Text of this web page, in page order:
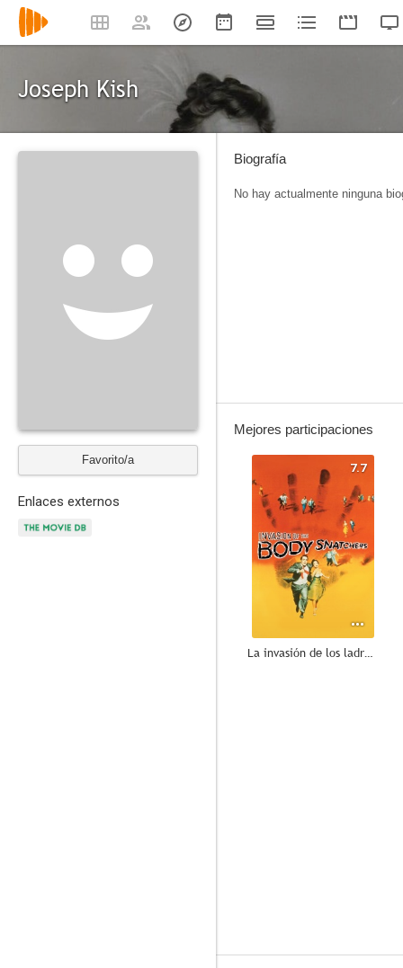
Joseph Kish
Favorito/a
Enlaces externos
Biografía
No hay actualmente ninguna
Mejores participaciones
7.7
La invasión de los ladrones de cuerpos